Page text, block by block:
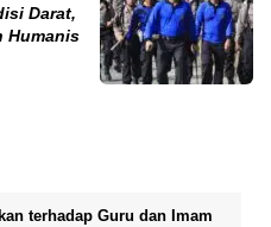
Darat,
Humanis
terhadap Guru dan Imam